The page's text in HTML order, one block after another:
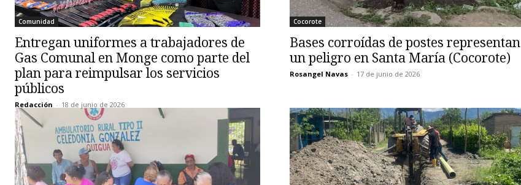
Comunidad
Entregan uniformes a trabajadores de
Gas Comunal en Monge como parte del
plan para reimpulsar los servicios
públicos
Redacción - 18 de junio de 2026
Cocorote
Bases corroídas de postes representan
un peligro en Santa María (Cocorote)
Rosangel Navas - 17 de junio de 2026